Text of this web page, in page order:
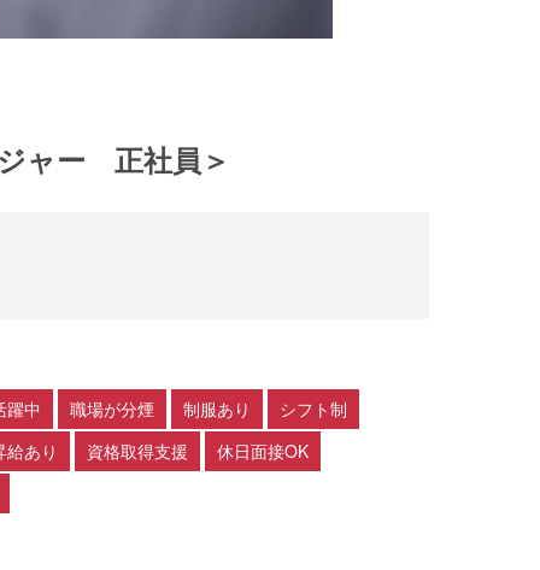
ャー 正社員＞
躍中 職場が分煙 制服あり
シフト制
給あり 資格取得支援
休日面接OK